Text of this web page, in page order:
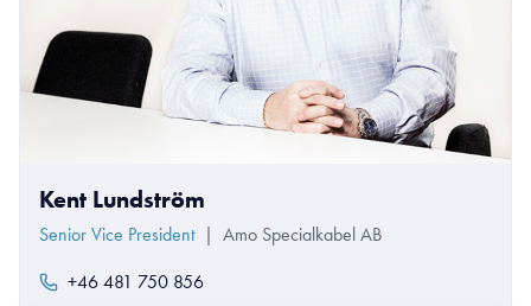
Kent Lundström
Senior Vice President | Amo Specialkabel AB
+46 481 750 856